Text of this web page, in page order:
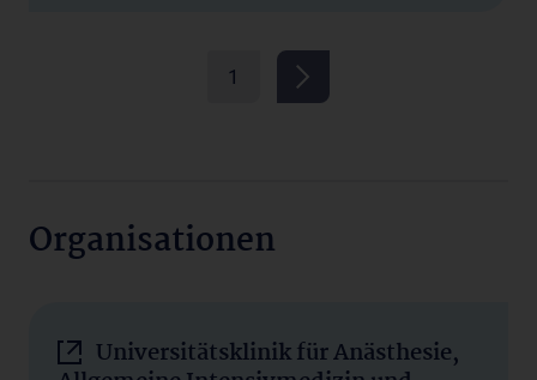
1
Organisationen
Universitätsklinik für Anästhesie,